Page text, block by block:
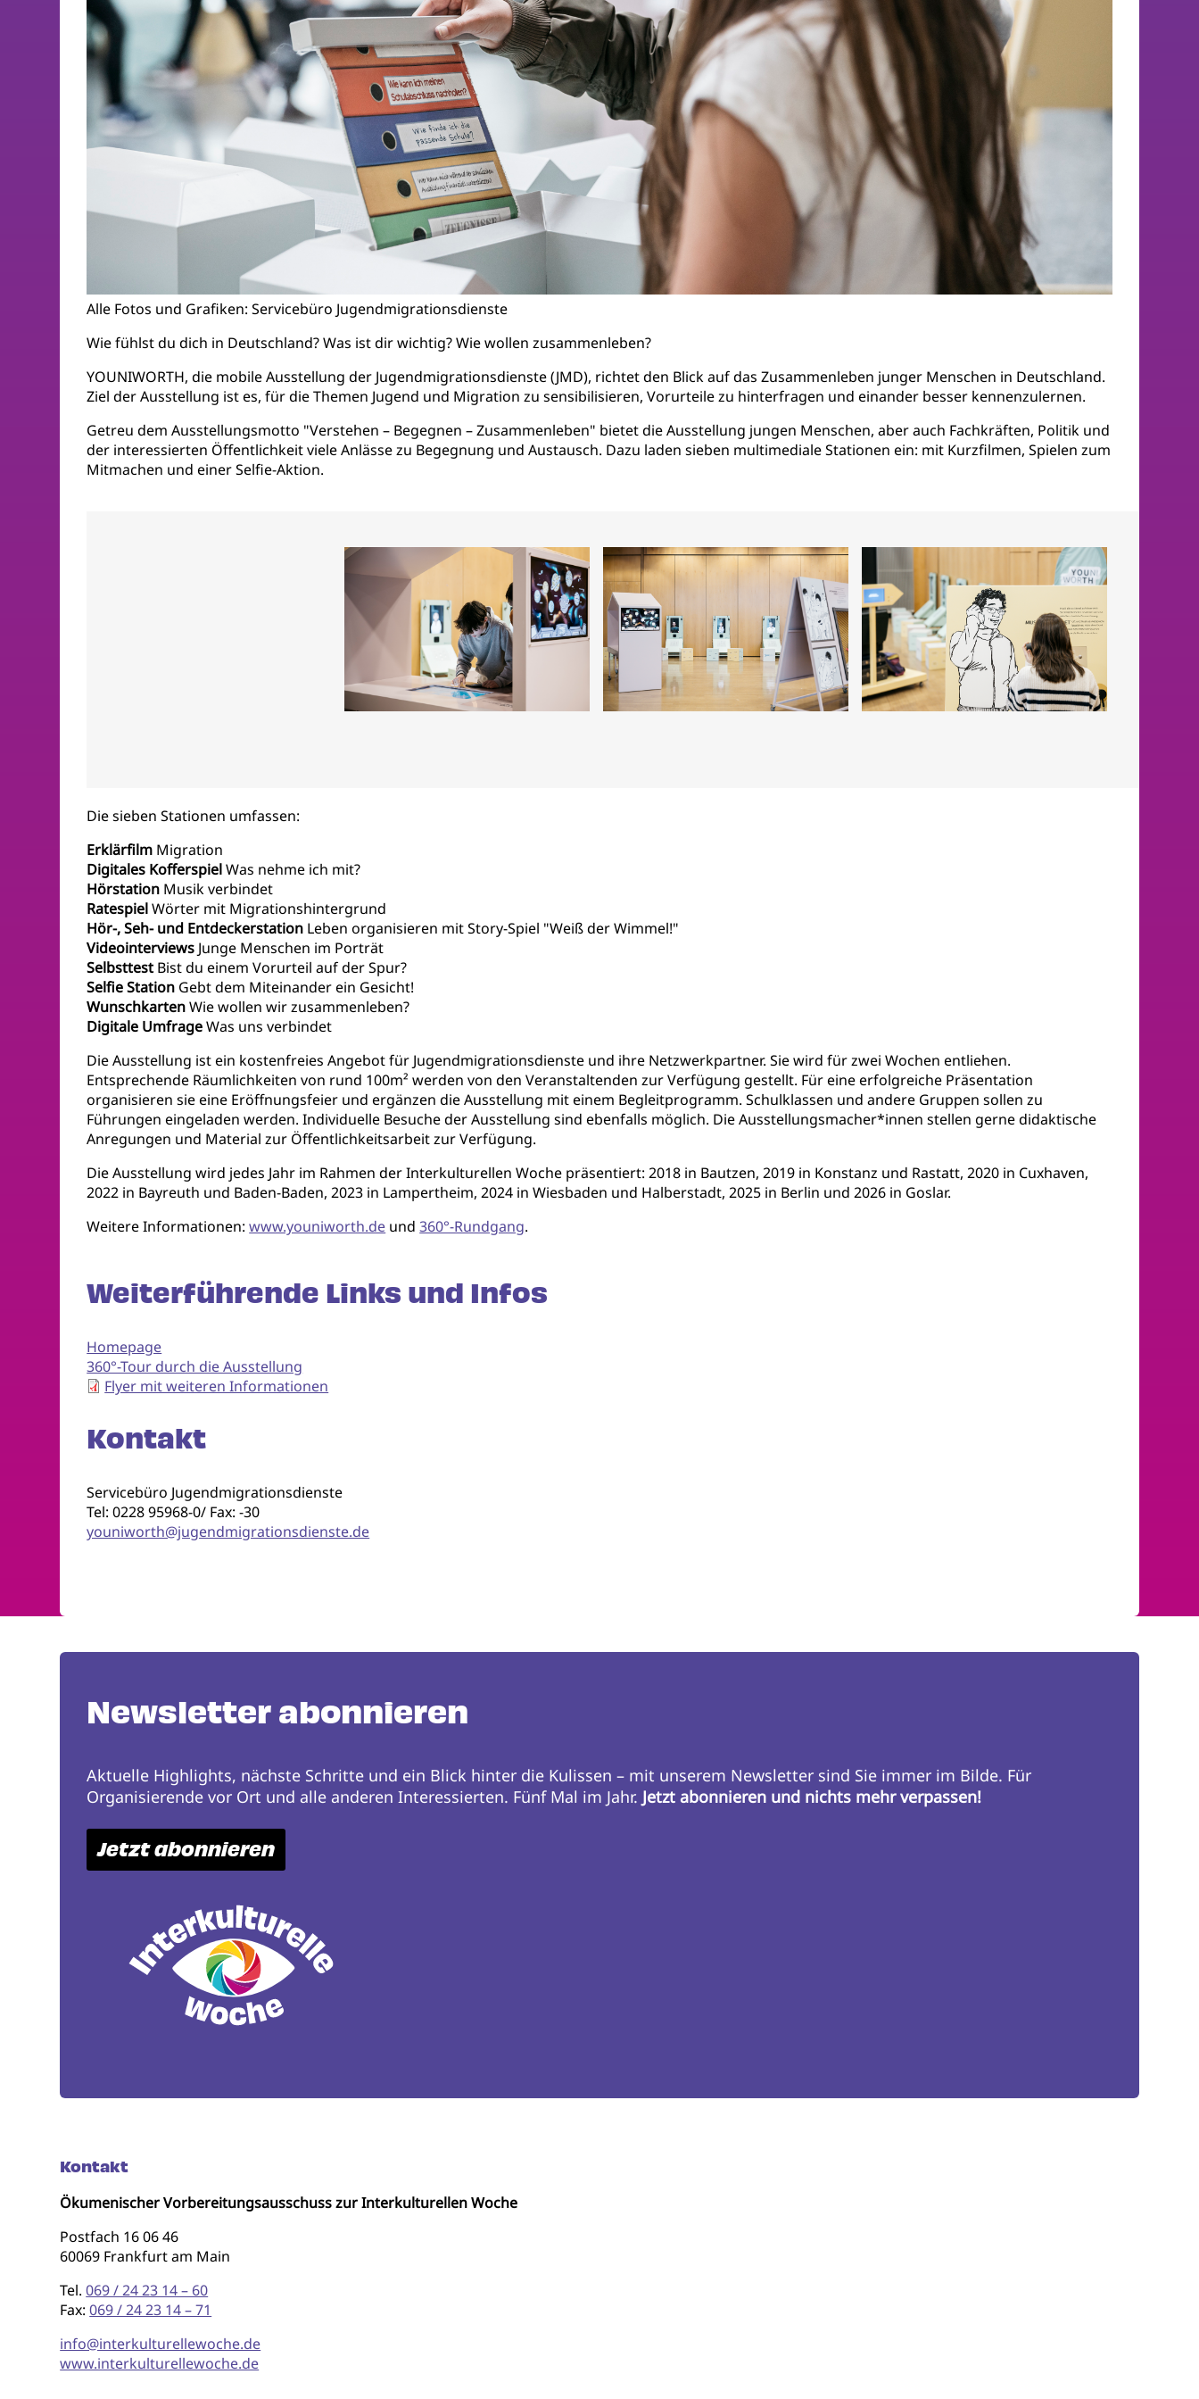
Alle Fotos und Grafiken: Servicebüro Jugendmigrationsdienste
Wie fühlst du dich in Deutschland? Was ist dir wichtig? Wie wollen zusammenleben?
YOUNIWORTH, die mobile Ausstellung der Jugendmigrationsdienste (JMD), richtet den Blick auf das Zusammenleben junger Menschen in Deutschland.
Ziel der Ausstellung ist es, für die Themen Jugend und Migration zu sensibilisieren, Vorurteile zu hinterfragen und einander besser kennenzulernen.
Getreu dem Ausstellungsmotto "Verstehen – Begegnen – Zusammenleben" bietet die Ausstellung jungen Menschen, aber auch Fachkräften, Politik und
der interessierten Öffentlichkeit viele Anlässe zu Begegnung und Austausch. Dazu laden sieben multimediale Stationen ein: mit Kurzfilmen, Spielen zum
Mitmachen und einer Selfie-Aktion.
Die sieben Stationen umfassen:
Erklärfilm Migration
Digitales KofferspielWas nehme ich mit?
Hörstation Musik verbindet
RatespielWörter mit Migrationshintergrund
Hör-, Seh- und Entdeckerstation Leben organisieren mit Story-Spiel "Weiß der Wimmel!"
Videointerviews Junge Menschen im Porträt
Selbsttest Bist du einem Vorurteil auf der Spur?
Selfie Station Gebt dem Miteinander ein Gesicht!
WunschkartenWie wollen wir zusammenleben?
Digitale UmfrageWas uns verbindet
Die Ausstellung ist ein kostenfreies Angebot für Jugendmigrationsdienste und ihre Netzwerkpartner. Sie wird für zwei Wochen entliehen.
Entsprechende Räumlichkeiten von rund 100m² werden von den Veranstaltenden zur Verfügung gestellt. Für eine erfolgreiche Präsentation
organisieren sie eine Eröffnungsfeier und ergänzen die Ausstellung mit einem Begleitprogramm. Schulklassen und andere Gruppen sollen zu
Führungen eingeladen werden. Individuelle Besuche der Ausstellung sind ebenfalls möglich. Die Ausstellungsmacher*innen stellen gerne didaktische
Anregungen und Material zur Öffentlichkeitsarbeit zur Verfügung.
Die Ausstellung wird jedes Jahr im Rahmen der Interkulturellen Woche präsentiert: 2018 in Bautzen, 2019 in Konstanz und Rastatt, 2020 in Cuxhaven,
2022 in Bayreuth und Baden-Baden, 2023 in Lampertheim, 2024 in Wiesbaden und Halberstadt, 2025 in Berlin und 2026 in Goslar.
Weitere Informationen:www.youniworth.de und360°-Rundgang.
Weiterführende Links und Infos
Homepage
360°-Tour durch die Ausstellung
Flyer mit weiteren Informationen
Kontakt
Servicebüro Jugendmigrationsdienste
Tel: 0228 95968-0/ Fax: -30
youniworth@jugendmigrationsdienste.de
Newsletter abonnieren
Aktuelle Highlights, nächste Schritte und ein Blick hinter die Kulissen – mit unserem Newsletter sind Sie immer im Bilde. Für
Organisierende vor Ort und alle anderen Interessierten. Fünf Mal im Jahr. Jetzt abonnieren und nichts mehr verpassen!
Jetzt abonnieren
Kontakt
Ökumenischer Vorbereitungsausschuss zur Interkulturellen Woche
Postfach 16 06 46
60069 Frankfurt am Main
Tel.069 / 24 23 14 – 60
Fax:069 / 24 23 14 – 71
info@interkulturellewoche.de
www.interkulturellewoche.de